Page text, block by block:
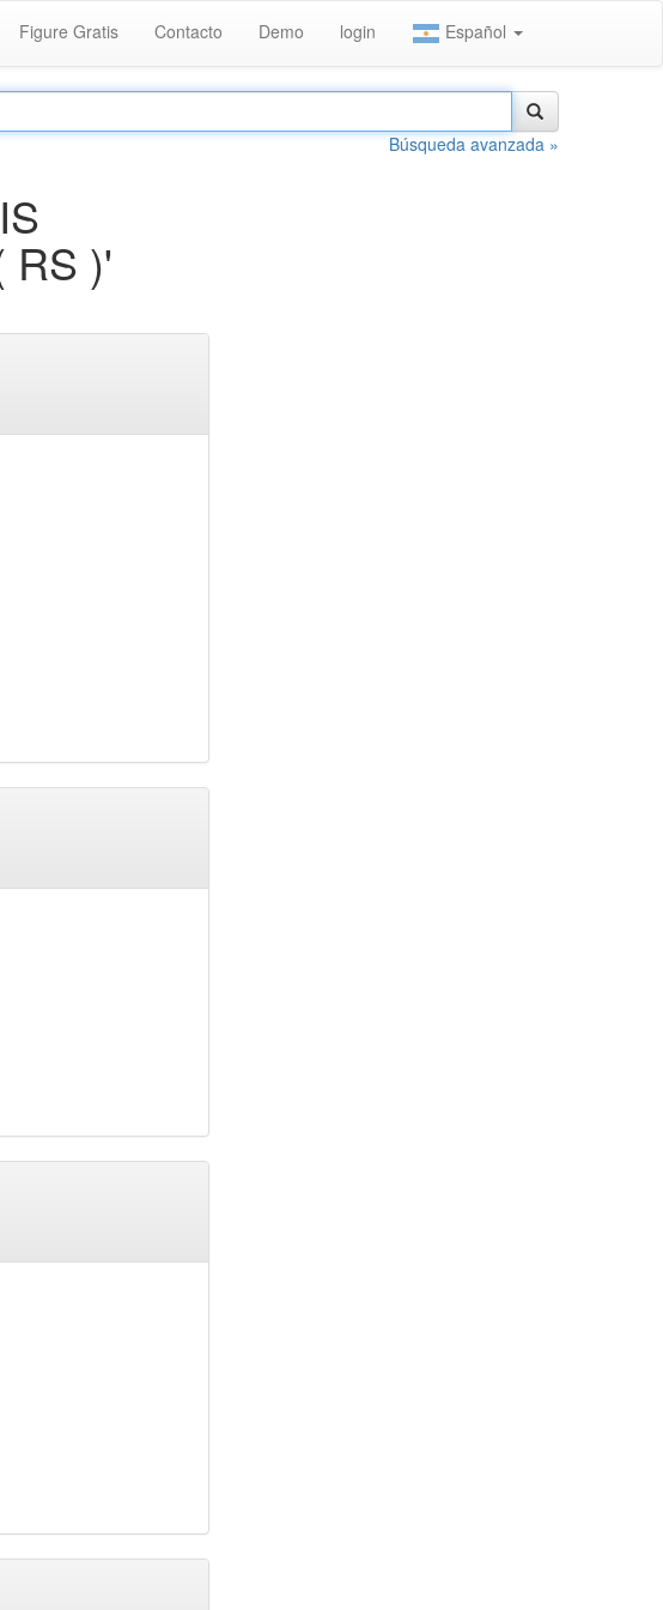
Figure Gratis Contacto Demo login Español
Búsqueda avanzada »
RS )'